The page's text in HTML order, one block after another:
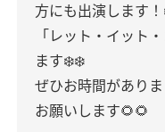
方にも出演します
「レット・イット
ます❄️❄️
ぜひお時間があり
お願いします🌻🌻